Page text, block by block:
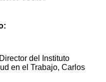
del Instituto
en el Trabajo, Carlos